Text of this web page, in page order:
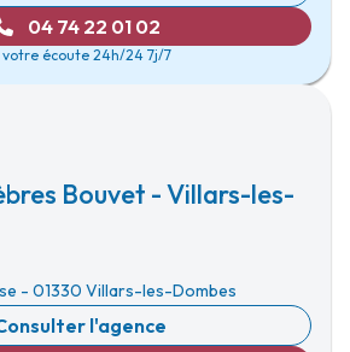
04 74 22 01 02
votre écoute 24h/24 7j/7
Bouvet - Villars-les-
- 01330 Villars-les-Dombes
l'agence